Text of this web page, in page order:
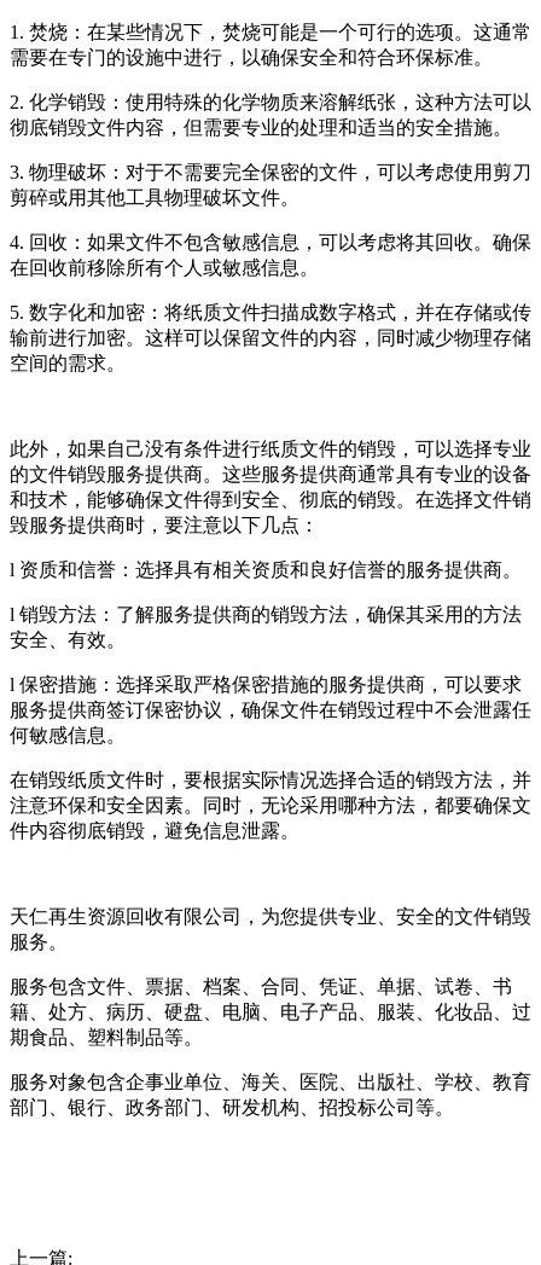
1. 焚烧：在某些情况下，焚烧可能是一个可行的选项。这通常
需要在专门的设施中进行，以确保安全和符合环保标准。
2. 化学销毁：使用特殊的化学物质来溶解纸张，这种方法可以
彻底销毁文件内容，但需要专业的处理和适当的安全措施。
3. 物理破坏：对于不需要完全保密的文件，可以考虑使用剪刀
剪碎或用其他工具物理破坏文件。
4. 回收：如果文件不包含敏感信息，可以考虑将其回收。确保
在回收前移除所有个人或敏感信息。
5. 数字化和加密：将纸质文件扫描成数字格式，并在存储或传
输前进行加密。这样可以保留文件的内容，同时减少物理存储
空间的需求。
此外，如果自己没有条件进行纸质文件的销毁，可以选择专业
的文件销毁服务提供商。这些服务提供商通常具有专业的设备
和技术，能够确保文件得到安全、彻底的销毁。在选择文件销
毁服务提供商时，要注意以下几点：
l 资质和信誉：选择具有相关资质和良好信誉的服务提供商。
l 销毁方法：了解服务提供商的销毁方法，确保其采用的方法
安全、有效。
l 保密措施：选择采取严格保密措施的服务提供商，可以要求
服务提供商签订保密协议，确保文件在销毁过程中不会泄露任
何敏感信息。
在销毁纸质文件时，要根据实际情况选择合适的销毁方法，并
注意环保和安全因素。同时，无论采用哪种方法，都要确保文
件内容彻底销毁，避免信息泄露。
天仁再生资源回收有限公司，为您提供专业、安全的文件销毁
服务。
服务包含文件、票据、档案、合同、凭证、单据、试卷、书
籍、处方、病历、硬盘、电脑、电子产品、服装、化妆品、过
期食品、塑料制品等。
服务对象包含企事业单位、海关、医院、出版社、学校、教育
部门、银行、政务部门、研发机构、招投标公司等。
上一篇: